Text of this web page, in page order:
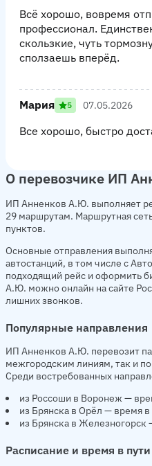
Всё хорошо, вовремя
профессионал.
скользкие, чуть
сползаешь вперёд.
Мария 5 07.05.2026
Все хорошо, быстро
О перевозчике ИП
ИП Анненков А.Ю. выполняет
29 маршрутам. Маршрутная
пунктов.
Основные отправления
автостанций, в том числе с
подходящий рейс и оформить
А.Ю. можно онлайн на сайте
лишних звонков.
Популярные направления
ИП Анненков А.Ю. перевозит
межгородским линиям, так и
Среди востребованных
из Россоши в Воронеж —
из Брянска в Орёл — время
из Брянска в Железногорск
Расписание и время в пути